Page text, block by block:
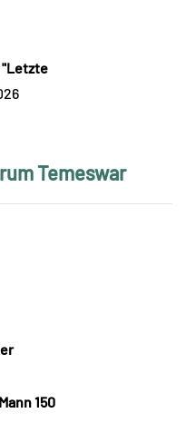
Temeswar
150